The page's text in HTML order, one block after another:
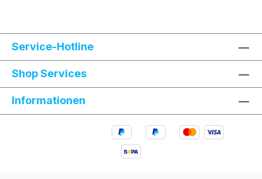
Service-Hotline
Shop Services
Informationen